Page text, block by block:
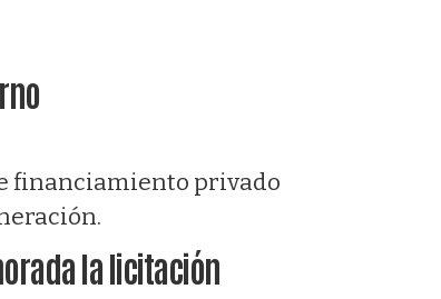
financiamiento privado
la licitación